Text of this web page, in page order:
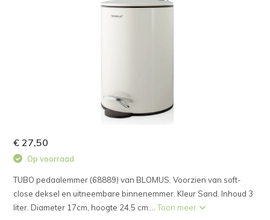
€ 27,50
Op voorraad
TUBO pedaalemmer (68889) van BLOMUS. Voorzien van soft-
close deksel en uitneembare binnenemmer. Kleur Sand. Inhoud 3
liter. Diameter 17cm, hoogte 24,5 cm....Toon meer